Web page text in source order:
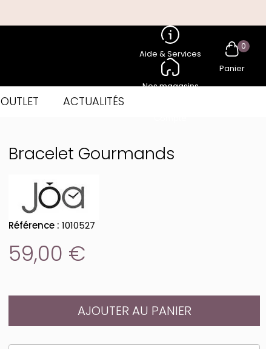
Aide & Services
Nos magasins
0
Panier
OUTLET ACTUALITÉS
Bracelet Gourmands
Référence : 1010527
59,00 €
AJOUTER AU PANIER